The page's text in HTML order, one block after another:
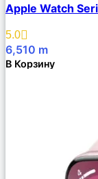
Описание
Избранное
Apple Watch
5.0
6,510 m
В Корзину